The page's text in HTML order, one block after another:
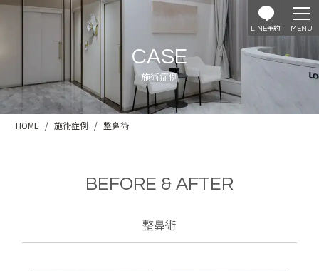
LINE予約
CASE
施術症例
HOME 施術症例 整鼻術
BEFORE & AFTER
整鼻術